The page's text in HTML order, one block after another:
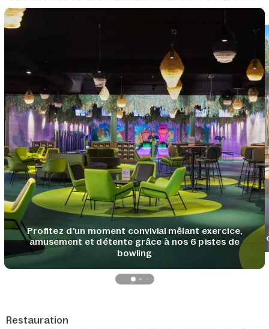
Profitez d'un moment convivial mêlant exercice,
amusement et détente grâce à nos 6 pistes de
bowling
Restauration